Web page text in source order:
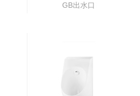
GB出水口